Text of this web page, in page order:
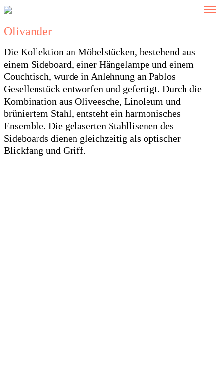
Olivander
Die Kollektion an Möbelstücken, bestehend aus
einem Sideboard, einer Hängelampe und einem
Couchtisch, wurde in Anlehnung an Pablos
Gesellenstück entworfen und gefertigt. Durch die
Kombination aus Oliveesche, Linoleum und
brüniertem Stahl, entsteht ein harmonisches
Ensemble. Die gelaserten Stahllisenen des
Sideboards dienen gleichzeitig als optischer
Blickfang und Griff.